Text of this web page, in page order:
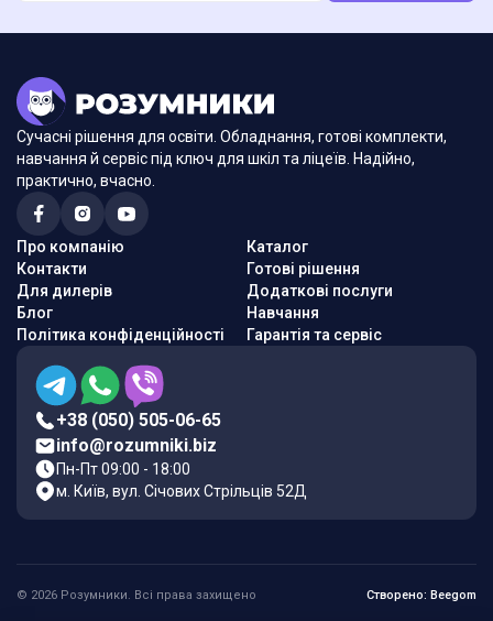
Сучасні рішення для освіти. Обладнання, готові комплекти,
навчання й сервіс під ключ для шкіл та ліцеїв. Надійно,
практично, вчасно.
Про компанію
Контакти
Для дилерів
Блог
Політика конфіденційності
Каталог
Готові рішення
Додаткові послуги
Навчання
Гарантія та сервіс
+38 (050) 505-06-65
info@rozumniki.biz
Пн-Пт 09:00 - 18:00
м. Київ, вул. Січових Стрільців 52Д
© 2026 Розумники. Всі права захищено Створено: Beegom